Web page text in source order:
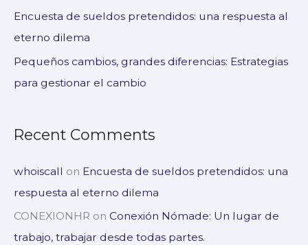
Encuesta de sueldos pretendidos: una respuesta al
eterno dilema
Pequeños cambios, grandes diferencias: Estrategias
para gestionar el cambio
Recent Comments
whoiscall on Encuesta de sueldos pretendidos: una
respuesta al eterno dilema
CONEXIONHR on Conexión Nómade: Un lugar de
trabajo, trabajar desde todas partes.